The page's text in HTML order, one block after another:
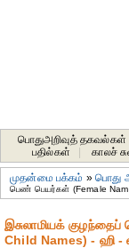
பொதுஅறிவுத் தகவல்கள்
பதில்கள்
காலச்
முதன்மை பக்கம் »பொது
பெண் பெயர்கள் (Female
இசுலாமியக்
Child Names) - ஹி -